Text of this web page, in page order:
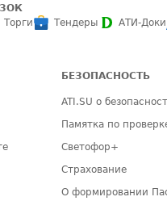
Торги Тендеры АТИ-Доки
БЕЗОПАСНОСТЬ
ATI.SU о
Памятка по
Светофор+
Страхование
О формировании